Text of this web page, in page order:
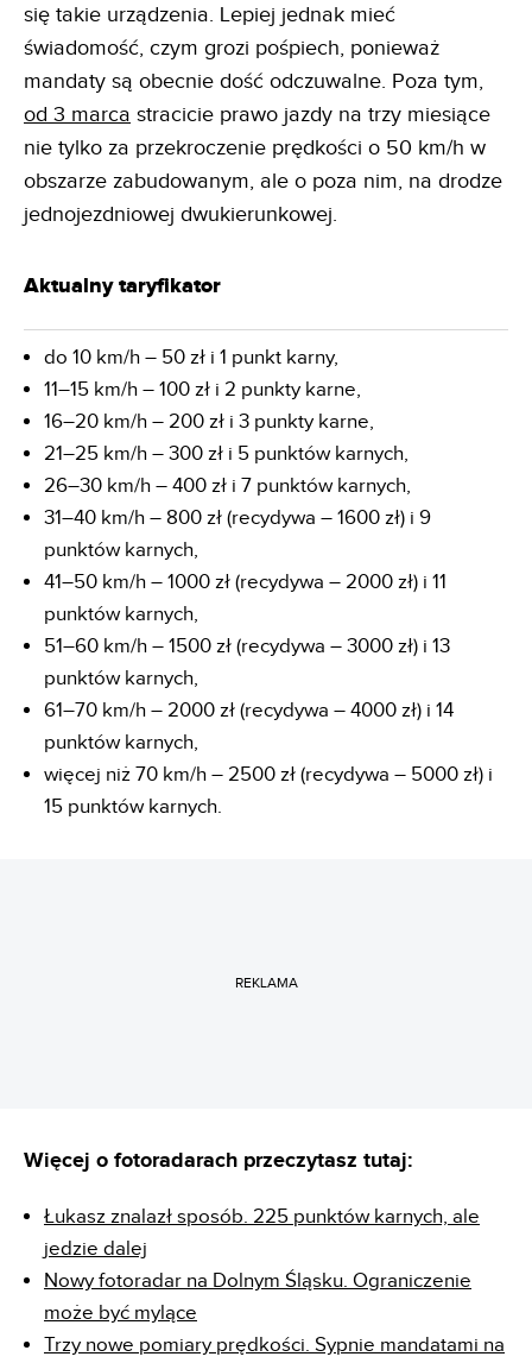
się takie urządzenia. Lepiej jednak mieć
świadomość, czym grozi pośpiech, ponieważ
mandaty są obecnie dość odczuwalne. Poza tym,
od 3 marca stracicie prawo jazdy na trzy miesiące
nie tylko za przekroczenie prędkości o 50 km/h w
obszarze zabudowanym, ale o poza nim, na drodze
jednojezdniowej dwukierunkowej.
Aktualny taryfikator
do 10 km/h – 50 zł i 1 punkt karny,
11–15 km/h – 100 zł i 2 punkty karne,
16–20 km/h – 200 zł i 3 punkty karne,
21–25 km/h – 300 zł i 5 punktów karnych,
26–30 km/h – 400 zł i 7 punktów karnych,
31–40 km/h – 800 zł (recydywa – 1600 zł) i 9
punktów karnych,
41–50 km/h – 1000 zł (recydywa – 2000 zł) i 11
punktów karnych,
51–60 km/h – 1500 zł (recydywa – 3000 zł) i 13
punktów karnych,
61–70 km/h – 2000 zł (recydywa – 4000 zł) i 14
punktów karnych,
więcej niż 70 km/h – 2500 zł (recydywa – 5000 zł) i
15 punktów karnych.
REKLAMA
Więcej o fotoradarach przeczytasz tutaj:
Łukasz znalazł sposób. 225 punktów karnych, ale
jedzie dalej
Nowy fotoradar na Dolnym Śląsku. Ograniczenie
może być mylące
Trzy nowe pomiary prędkości. Sypnie mandatami na